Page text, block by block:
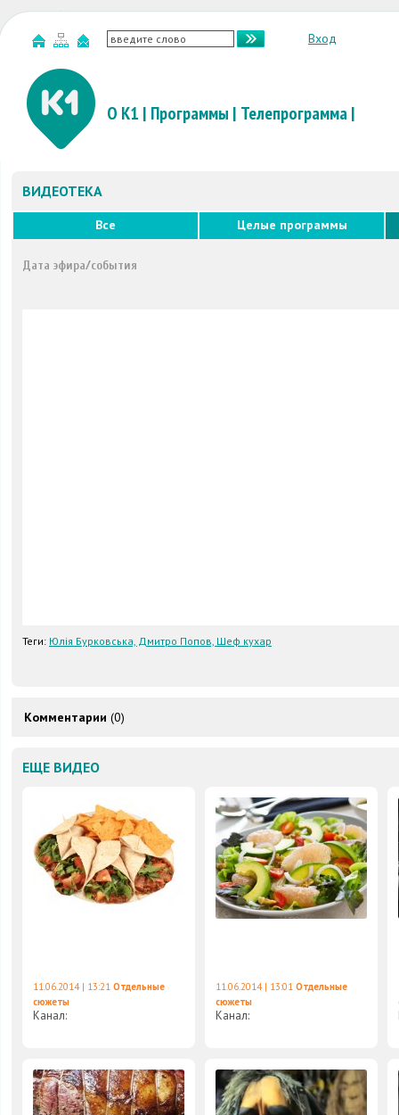
Вход
О К1 | Программы | Телепрограмма|
ВИДЕОТЕКА
Все Целые программы
Дата эфира/события
Теги: Юлія Бурковська, Дмитро Попов, Шеф кухар
Комментарии (0)
ЕЩЕ ВИДЕО
11.06.2014 | 13:21 Отдельные
сюжеты
Канал:
11.06.2014 | 13:01 Отдельные
сюжеты
Канал: